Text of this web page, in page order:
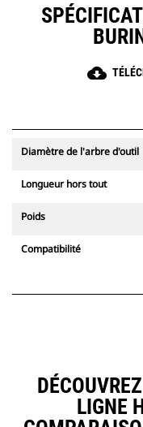
cloud_download
Diamètre de l'arbre d'outil
Longueur hors tout
Poids
Compatibilité
LIGNE